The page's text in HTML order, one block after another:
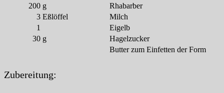
200 g
Rhabarber
3 Eßlöffel
Milch
1
Eigelb
30 g
Hagelzucker
Butter zum Einfetten der Form
Zubereitung: